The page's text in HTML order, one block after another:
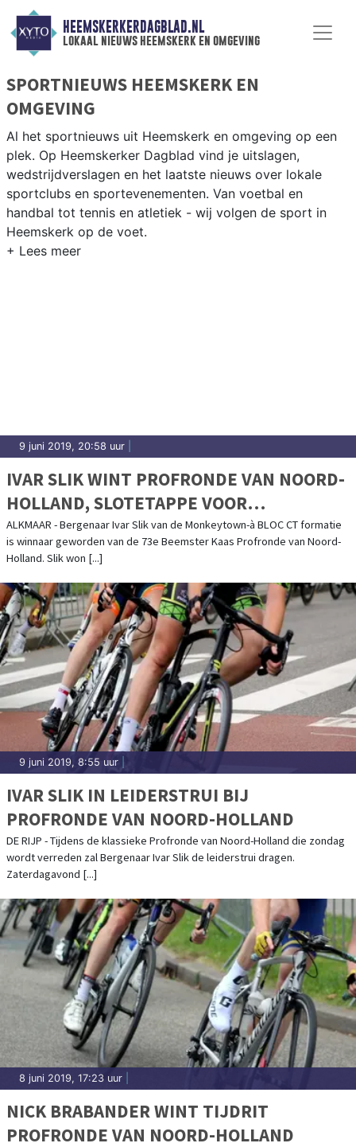
HEEMSKERKERDAGBLAD.NL
lokaal nieuws heemskerk en omgeving
SPORTNIEUWS HEEMSKERK EN
OMGEVING
Al het sportnieuws uit Heemskerk en omgeving op een
plek. Op Heemskerker Dagblad vind je uitslagen,
wedstrijdverslagen en het laatste nieuws over lokale
sportclubs en sportevenementen. Van voetbal en
handbal tot tennis en atletiek - wij volgen de sport in
Heemskerk op de voet.
9 juni 2019, 20:58 uur
IVAR SLIK WINT PROFRONDE VAN NOORD-
HOLLAND, SLOTETAPPE VOOR
VERMELTFOORT
ALKMAAR - Bergenaar Ivar Slik van de Monkeytown-à BLOC CT formatie
is winnaar geworden van de 73e Beemster Kaas Profronde van Noord-
Holland. Slik won [...]
9 juni 2019, 8:55 uur
IVAR SLIK IN LEIDERSTRUI BIJ
PROFRONDE VAN NOORD-HOLLAND
DE RIJP - Tijdens de klassieke Profronde van Noord-Holland die zondag
wordt verreden zal Bergenaar Ivar Slik de leiderstrui dragen.
Zaterdagavond [...]
8 juni 2019, 17:23 uur
NICK BRABANDER WINT TIJDRIT
PROFRONDE VAN NOORD-HOLLAND